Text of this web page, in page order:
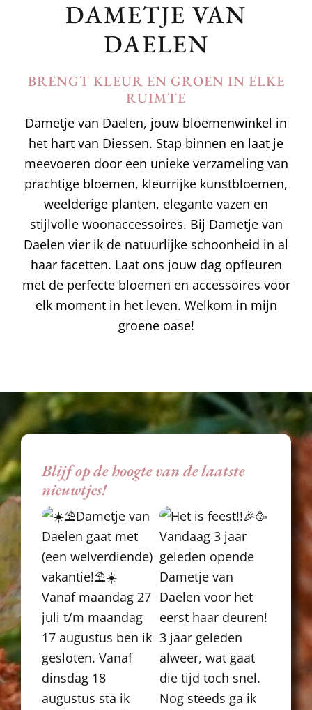
DAMETJE VAN
DAELEN
BRENGT KLEUR EN GROEN IN ELKE
RUIMTE
Dametje van Daelen, jouw bloemenwinkel in
het hart van Diessen. Stap binnen en laat je
meevoeren door een unieke verzameling van
prachtige bloemen, kleurrijke kunstbloemen,
weelderige planten, elegante vazen en
stijlvolle woonaccessoires. Bij Dametje van
Daelen vier ik de natuurlijke schoonheid in al
haar facetten. Laat ons jouw dag opfleuren
met de perfecte bloemen en accessoires voor
elk moment in het leven. Welkom in mijn
groene oase!
Blijf op de hoogte van de laatste
nieuwtjes!